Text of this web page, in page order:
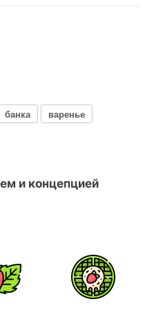
банка
варенье
и концепцией